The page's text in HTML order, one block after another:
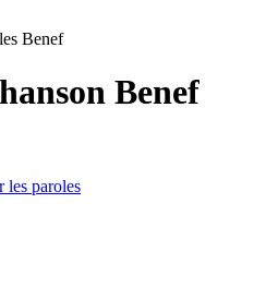
Benef
Benef
les paroles